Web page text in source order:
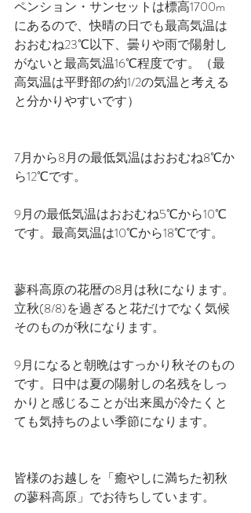
ペンション・サンセットは標高1700m
にあるので、快晴の日でも最高気温は
おおむね23℃以下、曇りや雨で陽射し
がないと最高気温16℃程度です。（最
高気温は平野部の約1/2の気温と考える
と分かりやすいです）
7月から8月の最低気温はおおむね8℃か
ら12℃です。
9月の最低気温はおおむね5℃から10℃
です。最高気温は10℃から18℃です。
蓼科高原の花暦の8月は秋になります。
立秋(8/8)を過ぎると花だけでなく気候
そのものが秋になります。
9月になると朝晩はすっかり秋そのもの
です。日中は夏の陽射しの名残をしっ
かりと感じることが出来風が冷たくと
ても気持ちのよい季節になります。
皆様のお越しを「癒やしに満ちた初秋
の蓼科高原」でお待ちしています。